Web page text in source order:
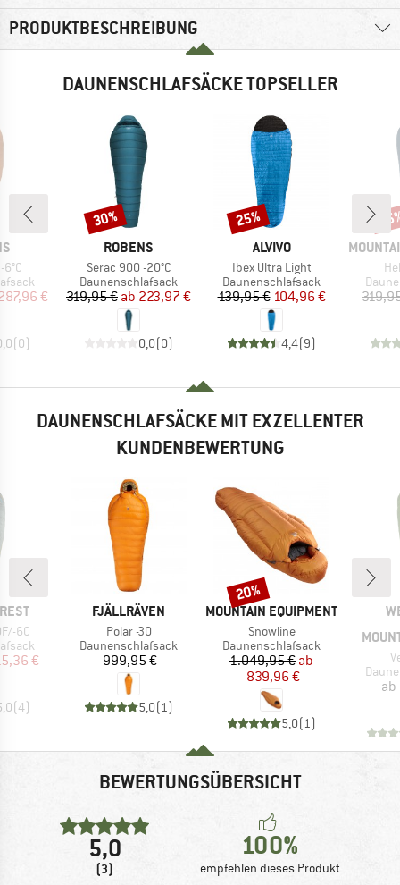
PRODUKTBESCHREIBUNG
DAUNENSCHLAFSÄCKE TOPSELLER
Preis
€
(0)
MARKE
ROBENS
Artikel
Serac 900 -20°C
Produktgruppe
Daunenschlafsack
Preis
319,95 € reduzierter Preis
ab 223,97 €
0,0(0)
Rabatt
30%
MARKE
ALVIVO
Artikel
Ibex Ultra Light
Produktgruppe
Daunenschlafsack
Preis
139,95 €reduzierter Preis
104,96 €
4,4(9)
Rabatt
25%
MARKE
DAUNENSCHLAFSÄCKE MIT EXZELLENTER
KUNDENBEWERTUNG
6C
Preis
€
(4)
MARKE
FJÄLLRÄVEN
Artikel
Polar -30
Produktgruppe
Daunenschlafsack
Preis
999,95 €
5,0(1)
MARKE
MOUNTAIN EQUIPMENT
Artikel
Snowline
Produktgruppe
Daunenschlafsack
Preis
1.049,95 €reduzierter Preis
ab
839,96 €
5,0(1)
Rabatt
20%
ab
BEWERTUNGSÜBERSICHT
5,0
(3)
100%
empfehlen dieses Produkt